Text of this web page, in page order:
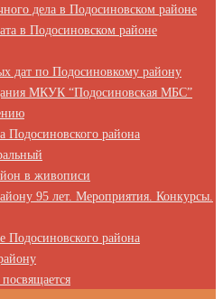
дела в Подосиновском районе
в Подосиновском районе
дат по Подосиновкому району
МКУК “Подосиновская МБС”
Подосиновского района
в живописи
95 лет. Мероприятия. Конкурсы.
Подосиновского района